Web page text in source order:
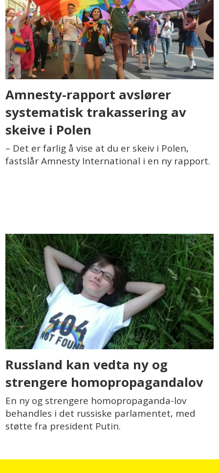
Amnesty-rapport avslører
systematisk trakassering av
skeive i Polen
– Det er farlig å vise at du er skeiv i Polen,
fastslår Amnesty International i en ny rapport.
Russland kan vedta ny og
strengere homopropagandalov
En ny og strengere homopropaganda-lov
behandles i det russiske parlamentet, med
støtte fra president Putin.